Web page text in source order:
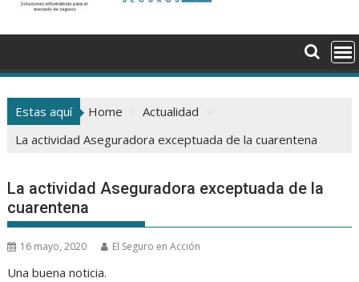
Estas aquí Home
Actualidad
La actividad Aseguradora exceptuada de la cuarentena
La actividad Aseguradora exceptuada de la
cuarentena
16 mayo, 2020 El Seguro en Acción
Una buena noticia.